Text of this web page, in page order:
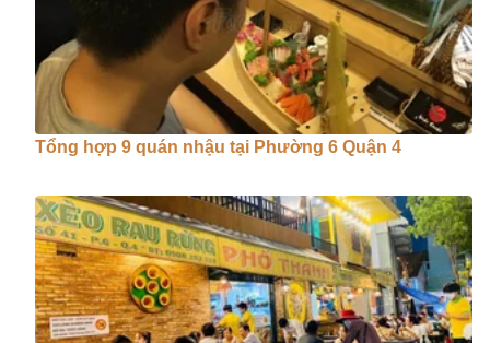
Tổng hợp 9 quán nhậu tại Phường 6 Quận 4